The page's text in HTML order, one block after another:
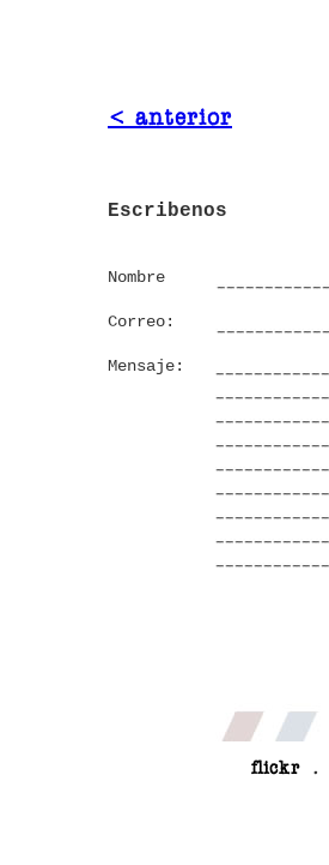
< anterior
Escribenos
Nombre
Correo:
Mensaje:
flickr .